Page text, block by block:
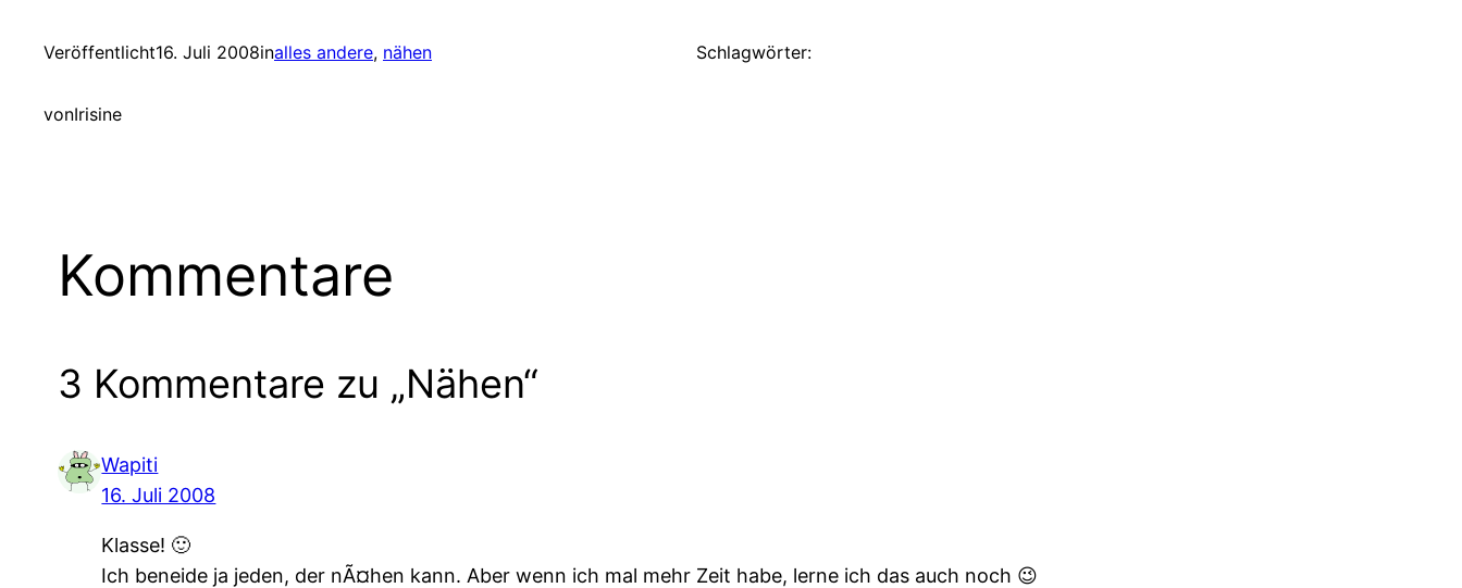
Veröffentlicht16. Juli 2008inalles andere, nähen
vonIrisine
Schlagwörter:
Kommentare
3 Kommentare zu „Nähen“
Wapiti
16. Juli 2008
Klasse! 🙂
Ich beneide ja jeden, der nÃ¤hen kann. Aber wenn ich mal mehr Zeit habe, lerne ich das auch noch 😉